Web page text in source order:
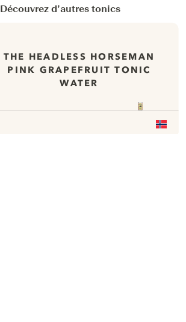
Découvrez d’autres tonics
THE HEADLESS HORSEMAN
PINK GRAPEFRUIT TONIC
WATER